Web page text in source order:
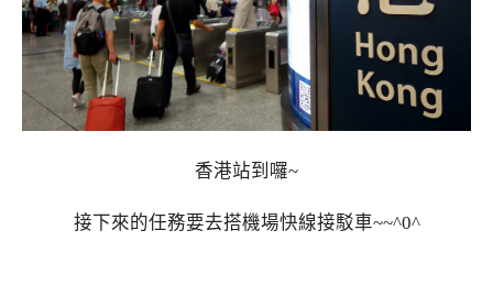
香港站到囉~
接下來的任務要去搭機場快線接駁車~~^0^